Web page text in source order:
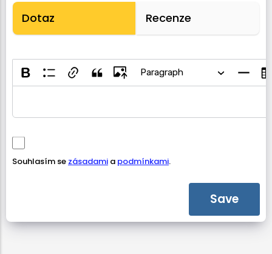
Dotaz Recenze
Paragraph
Souhlasím se zásadami a podmínkami.